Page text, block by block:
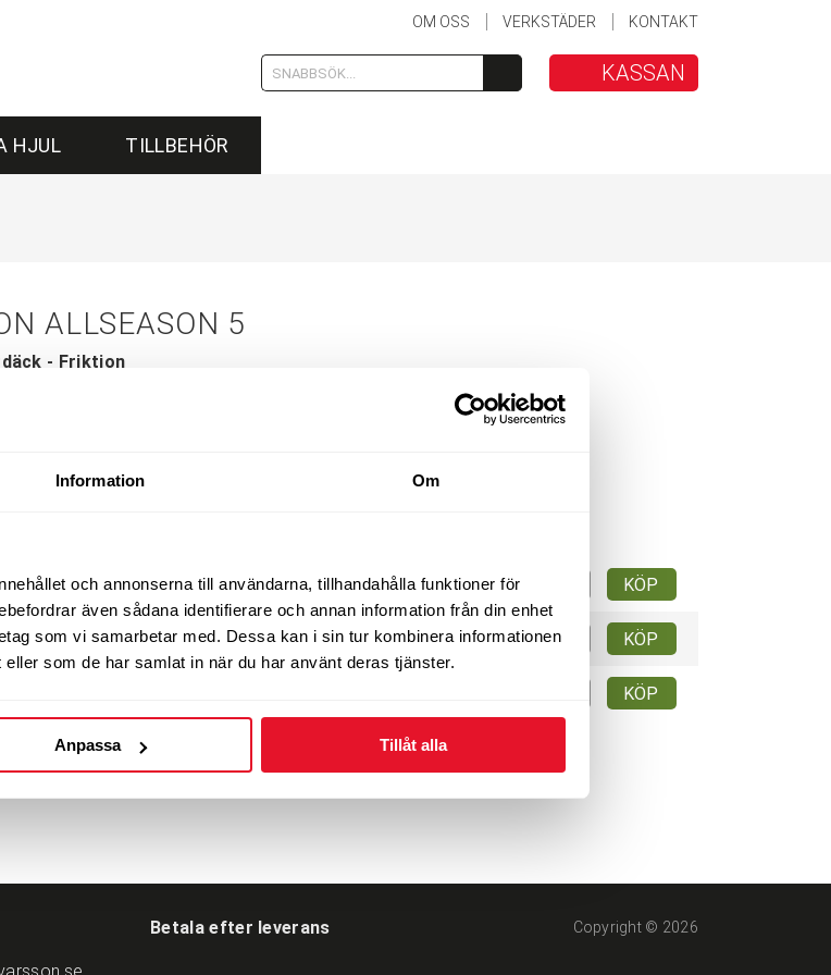
Information Om
och annonserna till användarna, tillhandahålla funktioner för
även sådana identifierare och annan information från din enhet
som vi samarbetar med. Dessa kan i sin tur kombinera informationen
som de har samlat in när du har använt deras tjänster.
Anpassa Tillåt alla
KONTAKT
VERKSTÄDER
OM OSS
KASSAN
HJUL TILLBEHÖR
ALLSEASON 5
- Friktion
71 5-10 dagars leveranstid KÖP
660kr/st
71 5-10 dagars leveranstid KÖP
640kr/st
KÖP
Betala efter leverans Copyright © 2026